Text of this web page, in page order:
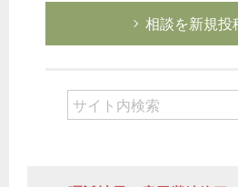
相談を新規投